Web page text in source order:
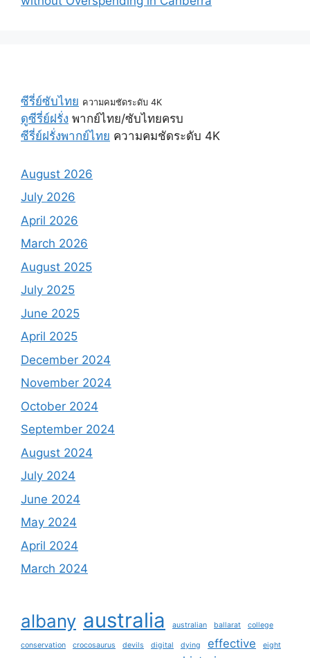
ซีรี่ย์ซับไทย ความคมชัดระดับ 4K
ดูซีรี่ย์ฝรั่ง พากย์ไทย/ซับไทยครบ
ซีรี่ย์ฝรั่งพากย์ไทย ความคมชัดระดับ 4K
August 2026
July 2026
April 2026
March 2026
August 2025
July 2025
June 2025
April 2025
December 2024
November 2024
October 2024
September 2024
August 2024
July 2024
June 2024
May 2024
April 2024
March 2024
albany australia australian ballarat college
conservation crocosaurus devils digital dying effective eight